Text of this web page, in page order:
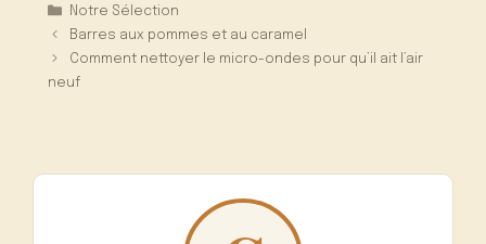
Catégories
Notre Sélection
Barres aux pommes et au caramel
Comment nettoyer le micro-ondes pour qu’il ait l’air
neuf